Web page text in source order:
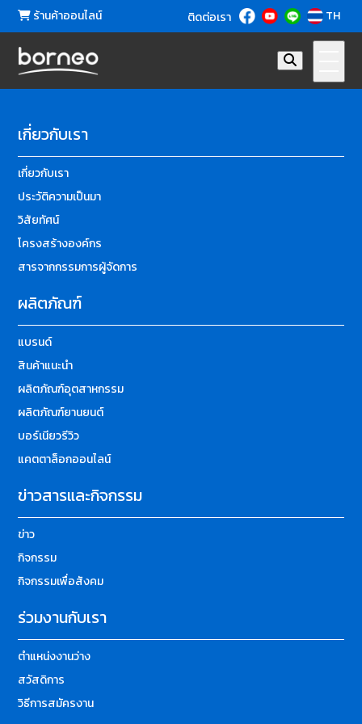
ร้านค้าออนไลน์ ติดต่อเรา TH
เกี่ยวกับเรา
เกี่ยวกับเรา
ประวัติความเป็นมา
วิสัยทัศน์
โครงสร้างองค์กร
สารจากกรรมการผู้จัดการ
ผลิตภัณฑ์
แบรนด์
สินค้าแนะนำ
ผลิตภัณฑ์อุตสาหกรรม
ผลิตภัณฑ์ยานยนต์
บอร์เนียวรีวิว
แคตตาล็อกออนไลน์
ข่าวสารและกิจกรรม
ข่าว
กิจกรรม
กิจกรรมเพื่อสังคม
ร่วมงานกับเรา
ตำแหน่งงานว่าง
สวัสดิการ
วิธีการสมัครงาน